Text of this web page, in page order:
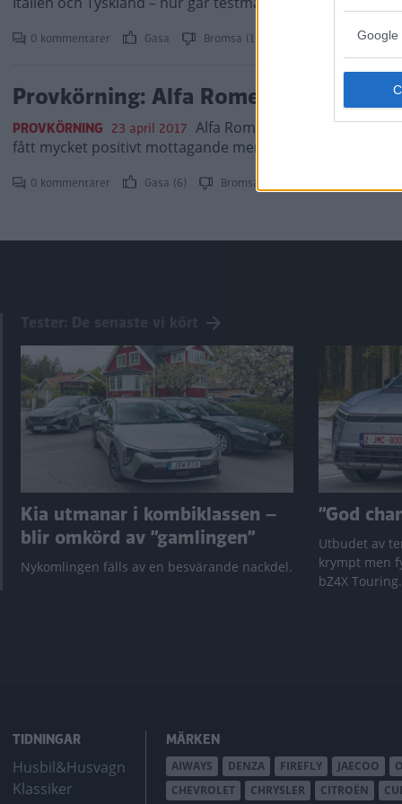
Google
0 kommentarer Gasa Bromsa (1)
Provkörning: Alfa Romeo Stelvio
PROVKÖRNING 23 april 2017 Alfa Romeo vill in på den
fått mycket positivt mottagande men en större och
0 kommentarer Gasa (6) Bromsa (8)
Kia utmanar i kombiklassen –
blir omkörd av ”gamlingen”
Nykomlingen fälls av en besvärande nackdel.
”God
Utbudet av
krympt men
bZ4X
TIDNINGAR
Husbil&Husvagn
Klassiker
MÄRKEN
AIWAYS DENZA FIREFLY JAECOO
CHEVROLET
CHRYSLER CITROËN